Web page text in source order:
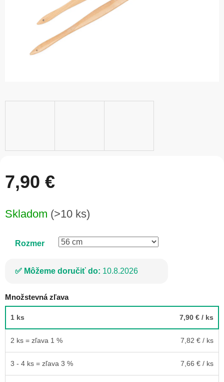
7,90 €
cena:
Skladom (>10 ks)
Rozmer
Môžeme doručiť do: 10.8.2026
Množstevná zľava
1 ks 7,90 € / ks
2 ks = zľava 1 % 7,82 € / ks
3 - 4 ks = zľava 3 % 7,66 € / ks